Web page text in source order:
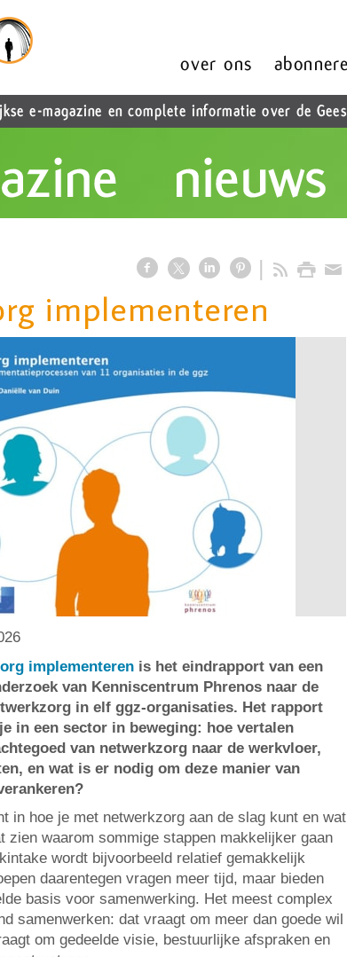
implementeren
implementeren is het eindrapport van een
van Kenniscentrum Phrenos naar de
in elf ggz-organisaties. Het rapport
in een sector in beweging: hoe vertalen
van netwerkzorg naar de werkvloer,
en wat is er nodig om deze manier van
in hoe je met netwerkzorg aan de slag kunt en wat
zien waarom sommige stappen makkelijker gaan
wordt bijvoorbeeld relatief gemakkelijk
daarentegen vragen meer tijd, maar bieden
basis voor samenwerking. Het meest complex
samenwerken: dat vraagt om meer dan goede wil
om gedeelde visie, bestuurlijke afspraken en